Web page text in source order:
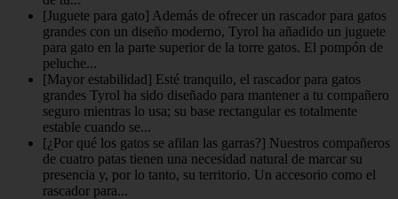
[Juguete para gato] Además de ofrecer un rascador para gatos
grandes con un diseño moderno, Tyrol ha añadido un juguete
para gato en la parte superior de la torre gatos. El pompón de
peluche...
[Mayor estabilidad] Esté tranquilo, el rascador para gatos
grandes Tyrol ha sido diseñado para mantener a tu compañero
seguro mientras lo usa; su base rectangular es totalmente
estable cuando se...
[¿Por qué los gatos se afilan las garras?] Nuestros compañeros
de cuatro patas tienen una necesidad natural de marcar su
presencia y, por lo tanto, su territorio. Un accesorio como el
rascador para...